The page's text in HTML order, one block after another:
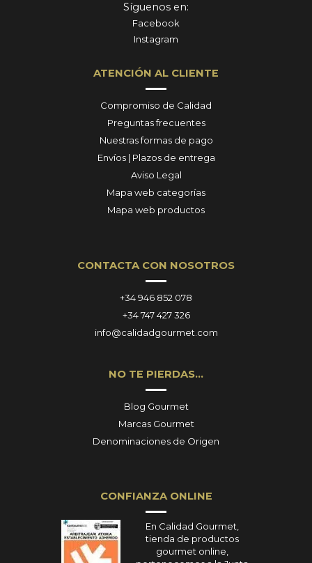
Síguenos en:
Facebook
Instagram
ATENCIÓN AL CLIENTE
Compromiso de Calidad
Preguntas frecuentes
Nuestras formas de pago
Envíos | Plazos de entrega
Aviso Legal
Mapa web categorías
Mapa web productos
CONTACTA CON NOSOTROS
+34 946 852 078
+34 747 427 326
info@calidadgourmet.com
NO TE PIERDAS…
Blog Gourmet
Marcas Gourmet
Denominaciones de Origen
CONFIANZA ONLINE
En Calidad Gourmet,
tienda de productos
gourmet online,